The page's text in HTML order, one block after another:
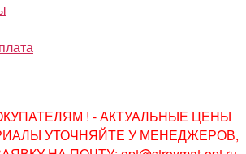
! - АКТУАЛЬНЫЕ ЦЕНЫ
УТОЧНЯЙТЕ У МЕНЕДЖЕРОВ,